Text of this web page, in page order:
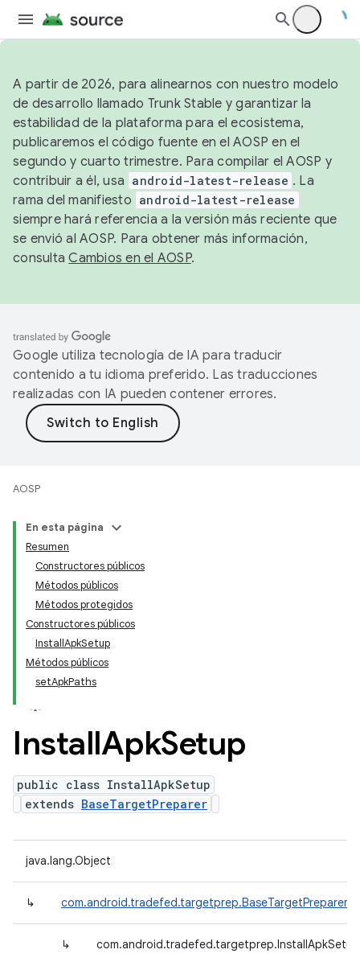
A partir de 2026, para alinearnos con nuestro modelo
de desarrollo llamado Trunk Stable y garantizar la
estabilidad de la plataforma para el ecosistema,
publicaremos el código fuente en el AOSP en el
segundo y cuarto trimestre. Para compilar el AOSP y
contribuir a él, usa android-latest-release . La
rama del manifiesto android-latest-release
siempre hará referencia a la versión más reciente que
se envió al AOSP. Para obtener más información,
consultaCambios en el AOSP.
Google utiliza tecnología de IA para traducir
contenido a tu idioma preferido. Las traducciones
realizadas con IA pueden contener errores.
AOSP
En esta página
Resumen
Constructores públicos
Métodos públicos
Métodos protegidos
Constructores públicos
InstallApkSetup
Métodos públicos
setApkPaths
InstallApkSetup
public class InstallApkSetup
extends BaseTargetPreparer
java.lang.Object
↳ com.android.tradefed.targetprep.BaseTargetPreparer
↳ com.android.tradefed.targetprep.InstallApkSetup